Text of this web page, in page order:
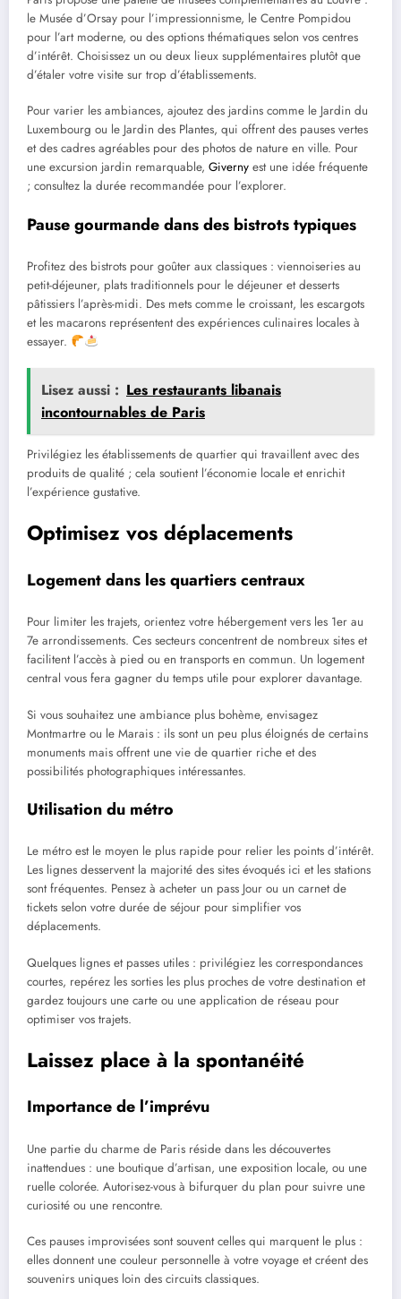
le Musée d’Orsay pour l’impressionnisme, le Centre Pompidou
pour l’art moderne, ou des options thématiques selon vos centres
d’intérêt. Choisissez un ou deux lieux supplémentaires plutôt que
d’étaler votre visite sur trop d’établissements.
Pour varier les ambiances, ajoutez des jardins comme le Jardin du
Luxembourg ou le Jardin des Plantes, qui offrent des pauses vertes
et des cadres agréables pour des photos de nature en ville. Pour
une excursion jardin remarquable, Giverny est une idée fréquente
; consultez la durée recommandée pour l’explorer.
Pause gourmande dans des bistrots typiques
Profitez des bistrots pour goûter aux classiques : viennoiseries au
petit-déjeuner, plats traditionnels pour le déjeuner et desserts
pâtissiers l’après-midi. Des mets comme le croissant, les escargots
et les macarons représentent des expériences culinaires locales à
essayer.
Lisez aussi : Les restaurants libanais
incontournables de Paris
Privilégiez les établissements de quartier qui travaillent avec des
produits de qualité ; cela soutient l’économie locale et enrichit
l’expérience gustative.
Optimisez vos déplacements
Logement dans les quartiers centraux
Pour limiter les trajets, orientez votre hébergement vers les 1er au
7e arrondissements. Ces secteurs concentrent de nombreux sites et
facilitent l’accès à pied ou en transports en commun. Un logement
central vous fera gagner du temps utile pour explorer davantage.
Si vous souhaitez une ambiance plus bohème, envisagez
Montmartre ou le Marais : ils sont un peu plus éloignés de certains
monuments mais offrent une vie de quartier riche et des
possibilités photographiques intéressantes.
Utilisation du métro
Le métro est le moyen le plus rapide pour relier les points d’intérêt.
Les lignes desservent la majorité des sites évoqués ici et les stations
sont fréquentes. Pensez à acheter un pass Jour ou un carnet de
tickets selon votre durée de séjour pour simplifier vos
déplacements.
Quelques lignes et passes utiles : privilégiez les correspondances
courtes, repérez les sorties les plus proches de votre destination et
gardez toujours une carte ou une application de réseau pour
optimiser vos trajets.
Laissez place à la spontanéité
Importance de l’imprévu
Une partie du charme de Paris réside dans les découvertes
inattendues : une boutique d’artisan, une exposition locale, ou une
ruelle colorée. Autorisez-vous à bifurquer du plan pour suivre une
curiosité ou une rencontre.
Ces pauses improvisées sont souvent celles qui marquent le plus :
elles donnent une couleur personnelle à votre voyage et créent des
souvenirs uniques loin des circuits classiques.